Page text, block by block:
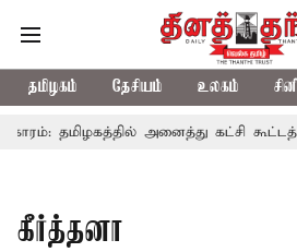
தமிழகம் தேசியம் உலகம்
தமிழகத்தில் அனைத்து கட்சி
கீர்த்தனா